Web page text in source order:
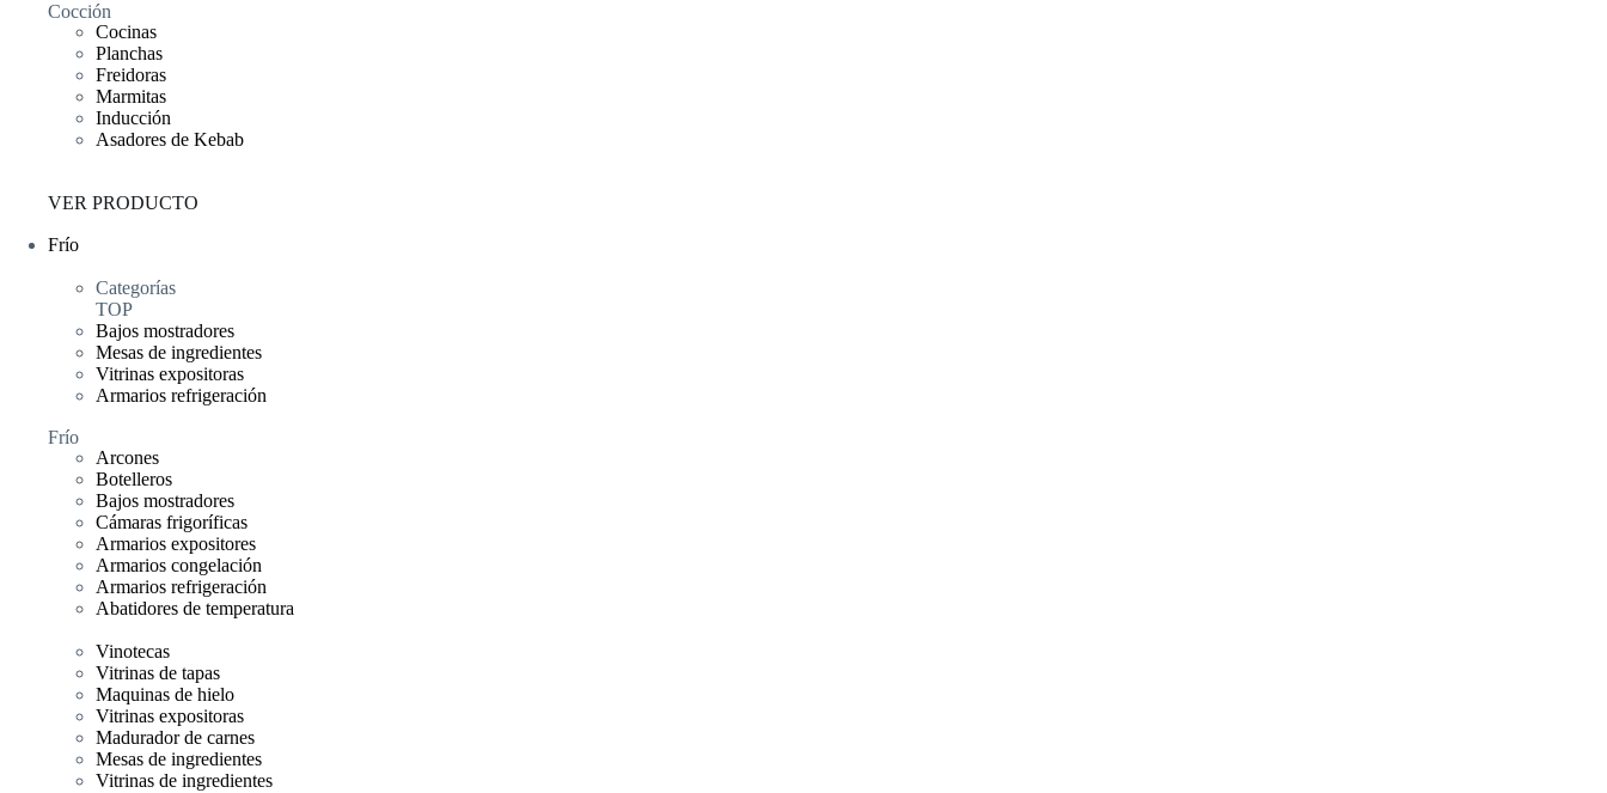
Cocción
Cocinas
Planchas
Freidoras
Marmitas
Inducción
Asadores de Kebab
VER PRODUCTO
Frío
Categorías
TOP
Bajos mostradores
Mesas de ingredientes
Vitrinas expositoras
Armarios refrigeración
Frío
Arcones
Botelleros
Bajos mostradores
Cámaras frigoríficas
Armarios expositores
Armarios congelación
Armarios refrigeración
Abatidores de temperatura
Vinotecas
Vitrinas de tapas
Maquinas de hielo
Vitrinas expositoras
Madurador de carnes
Mesas de ingredientes
Vitrinas de ingredientes